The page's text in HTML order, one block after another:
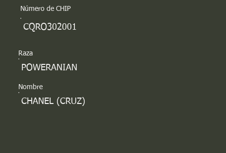
Número de CHIP
CQRO302001
Raza
POWERANIAN
Nombre
CHANEL (CRUZ)